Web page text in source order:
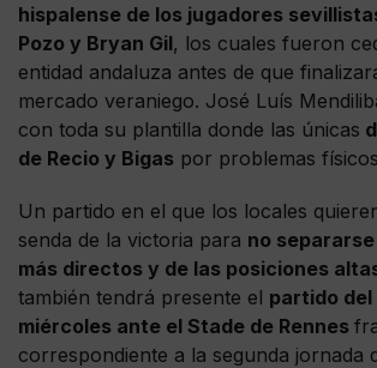
hispalense de los jugadores
Pozo y Bryan Gil, los cuales fueron
entidad andaluza antes de que
mercado veraniego. José Luís
con toda su plantilla donde las únicas
de Recio y Bigas por problemas
Un partido en el que los locales
senda de la victoria para no
más directos y de las posiciones
también tendrá presente el partido
miércoles ante el Stade de Rennes
correspondiente a la segunda jornada